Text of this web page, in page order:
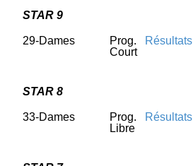
STAR 9
29-Dames
Prog.
Court
Résultats
STAR 8
33-Dames
Prog.
Libre
Résultats